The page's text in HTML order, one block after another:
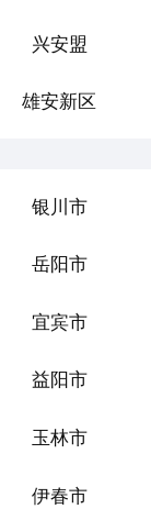
兴安盟
雄安新区
银川市
岳阳市
宜宾市
益阳市
玉林市
伊春市